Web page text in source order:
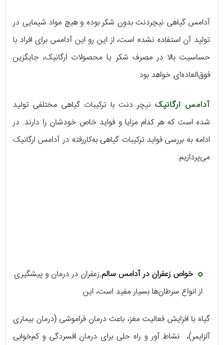
آدامس گیاهی نیچردنت بدون شکر بوده و هیچ مواد شیمایی در
تولید آن استفاده نشده است، از این رو این آدامس برای افراد با
حساسیت بالا در مصرف شکر یا محصولات ارگانیک، جایگزین
فوق‌العاده‌ای خواهد بود.
آدامس ارگانیک نیچر دنت با ترکیبات گیاهی مختلفی تولید
شده است که هر کدام مزایا و فواید خاص خودشان را دارند. در
ادامه به بررسی فواید ترکیبات گیاهی به‌کاررفته در آدامس ارگانیک
می‌پردازیم:
خواص زعفران در آدامس سالم.زعفران در درمان و پیشگیری
از انواع سرطان‌ها بسیار مفید است، این
گیاه با افزایش فعالیت مغز، باعث درمان فراموشی (درمان بیماری
آلزایمر)، نشاط آور و راه حلی برای درمان افسردگی و کم‌خوابی